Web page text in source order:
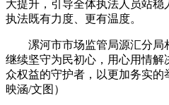
大提升，引导全体执法人员站
执法既有力度、更有温度。
漯河市市场监管局源汇分
继续坚守为民初心，用心用情
众权益的守护者，以更加务实
映涵/文图）